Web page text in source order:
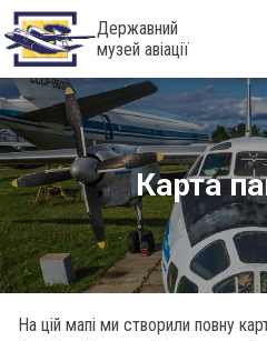
Державний
музей авіації
Карта
На цій мапі ми створили повну